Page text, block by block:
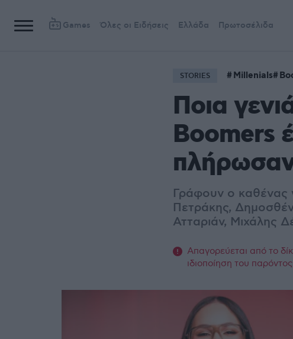
Games Όλες οι Ειδήσεις Ελλάδα Πρωτοσέλιδα
STORIES Millenials
Ποια
Boomers
πλήρωσαν
Γράφουν ο καθένας
Πετράκης,
Ατταριάν, Μιχάλης
Απαγορεύεται από το
ιδιοποίηση του